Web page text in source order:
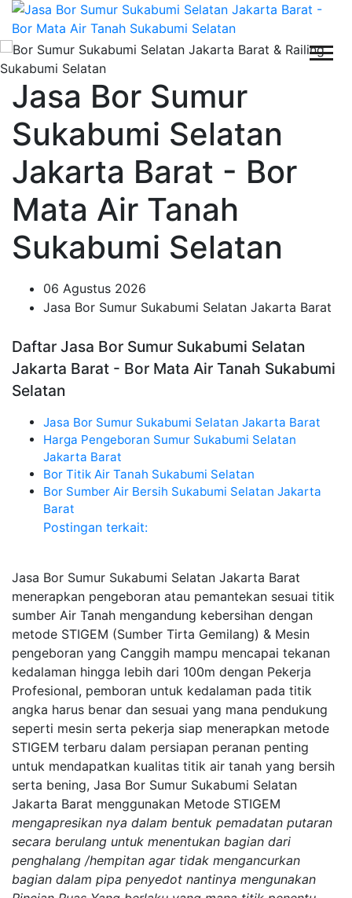
Jasa Bor Sumur
Sukabumi Selatan
Jakarta Barat - Bor
Mata Air Tanah
Sukabumi Selatan
06 Agustus 2026
Jasa Bor Sumur Sukabumi Selatan Jakarta Barat
Daftar Jasa Bor Sumur Sukabumi Selatan
Jakarta Barat - Bor Mata Air Tanah Sukabumi
Selatan
Jasa Bor Sumur Sukabumi Selatan Jakarta Barat
Harga Pengeboran Sumur Sukabumi Selatan
Jakarta Barat
Bor Titik Air Tanah Sukabumi Selatan
Bor Sumber Air Bersih Sukabumi Selatan Jakarta
Barat
Postingan terkait:
Jasa Bor Sumur Sukabumi Selatan Jakarta Barat
menerapkan pengeboran atau pemantekan sesuai titik
sumber Air Tanah mengandung kebersihan dengan
metode STIGEM (Sumber Tirta Gemilang) & Mesin
pengeboran yang Canggih mampu mencapai tekanan
kedalaman hingga lebih dari 100m dengan Pekerja
Profesional, pemboran untuk kedalaman pada titik
angka harus benar dan sesuai yang mana pendukung
seperti mesin serta pekerja siap menerapkan metode
STIGEM terbaru dalam persiapan peranan penting
untuk mendapatkan kualitas titik air tanah yang bersih
serta bening, Jasa Bor Sumur Sukabumi Selatan
Jakarta Barat menggunakan Metode STIGEM
mengapresikan nya dalam bentuk pemadatan putaran
secara berulang untuk menentukan bagian dari
penghalang /hempitan agar tidak mengancurkan
bagian dalam pipa penyedot nantinya mengunakan